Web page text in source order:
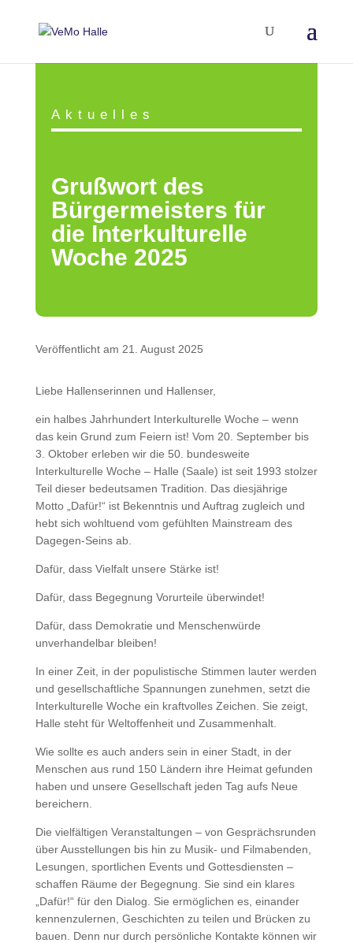
Aktuelles
Grußwort des
Bürgermeisters für
die Interkulturelle
Woche 2025
Veröffentlicht am 21. August 2025
Liebe Hallenserinnen und Hallenser,
ein halbes Jahrhundert Interkulturelle Woche – wenn
das kein Grund zum Feiern ist! Vom 20. September bis
3. Oktober erleben wir die 50. bundesweite
Interkulturelle Woche – Halle (Saale) ist seit 1993 stolzer
Teil dieser bedeutsamen Tradition. Das diesjährige
Motto „Dafür!“ ist Bekenntnis und Auftrag zugleich und
hebt sich wohltuend vom gefühlten Mainstream des
Dagegen-Seins ab.
Dafür, dass Vielfalt unsere Stärke ist!
Dafür, dass Begegnung Vorurteile überwindet!
Dafür, dass Demokratie und Menschenwürde
unverhandelbar bleiben!
In einer Zeit, in der populistische Stimmen lauter werden
und gesellschaftliche Spannungen zunehmen, setzt die
Interkulturelle Woche ein kraftvolles Zeichen. Sie zeigt,
Halle steht für Weltoffenheit und Zusammenhalt.
Wie sollte es auch anders sein in einer Stadt, in der
Menschen aus rund 150 Ländern ihre Heimat gefunden
haben und unsere Gesellschaft jeden Tag aufs Neue
bereichern.
Die vielfältigen Veranstaltungen – von Gesprächsrunden
über Ausstellungen bis hin zu Musik- und Filmabenden,
Lesungen, sportlichen Events und Gottesdiensten –
schaffen Räume der Begegnung. Sie sind ein klares
„Dafür!“ für den Dialog. Sie ermöglichen es, einander
kennenzulernen, Geschichten zu teilen und Brücken zu
bauen. Denn nur durch persönliche Kontakte können wir